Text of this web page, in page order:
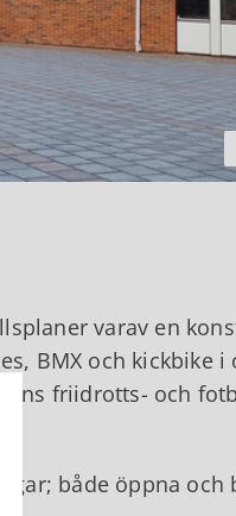
LINNEA GARDBERG
varav en
BMX och kickbike i
friidrotts- och
både öppna och